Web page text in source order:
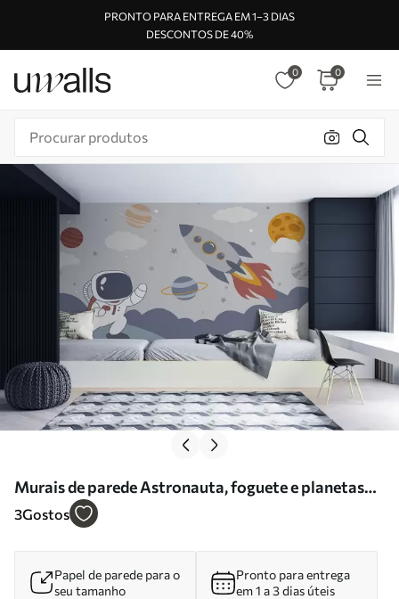
PRONTO PARA ENTREGA EM 1–3 DIAS
DESCONTOS DE 40%
0 0
Murais de parede Astronauta, foguete e planetas
Nr. u95706
3Gostos
Papel de parede para o
seu tamanho
Pronto para entrega
em 1 a 3 dias úteis